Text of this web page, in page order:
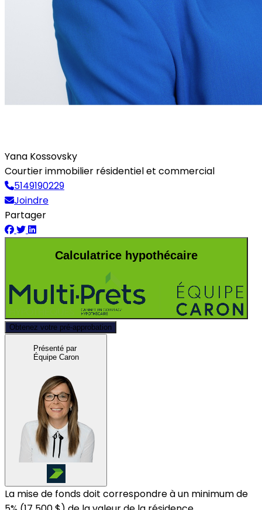
Yana Kossovsky
Courtier immobilier résidentiel et commercial
5149190229
Joindre
Partager
Calculatrice hypothécaire
Obtenez votre pré-approbation
Présenté par
Équipe Caron
La mise de fonds doit correspondre à un minimum de